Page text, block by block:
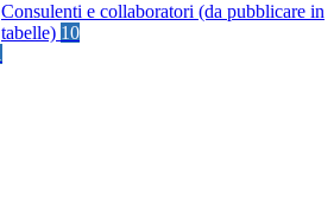
Consulenti e collaboratori (da pubblicare in
tabelle) 10